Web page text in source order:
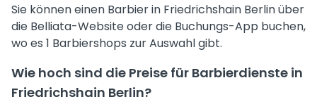
Sie können einen Barbier in Friedrichshain Berlin über
die Belliata-Website oder die Buchungs-App buchen,
wo es 1 Barbiershops zur Auswahl gibt.
Wie hoch sind die Preise für Barbierdienste in
Friedrichshain Berlin?